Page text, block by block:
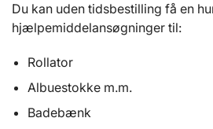
Du kan uden tidsbestilling få en
hjælpemiddelansøgninger til:
Rollator
Albuestokke m.m.
Badebænk